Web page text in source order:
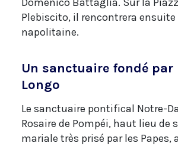
Plebiscito, il rencontrera
napolitaine.
Un sanctuaire fondé par
Longo
Le sanctuaire pontifical Notre-
Rosaire de Pompéi, haut lieu de
mariale très prisé par les Papes,